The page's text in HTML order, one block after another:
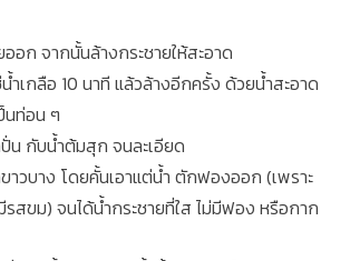
อก จากนั้นล้างกระชายให้สะอาด
ำเกลือ 10 นาที แล้วล้างอีกครั้ง ด้วยน้ำสะอาด
นท่อน ๆ
น กับน้ำต้มสุก จนละเอียด
าวบาง โดยคั้นเอาแต่น้ำ ตักฟองออก (เพราะ
สขม) จนได้น้ำกระชายที่ใส ไม่มีฟอง หรือกาก